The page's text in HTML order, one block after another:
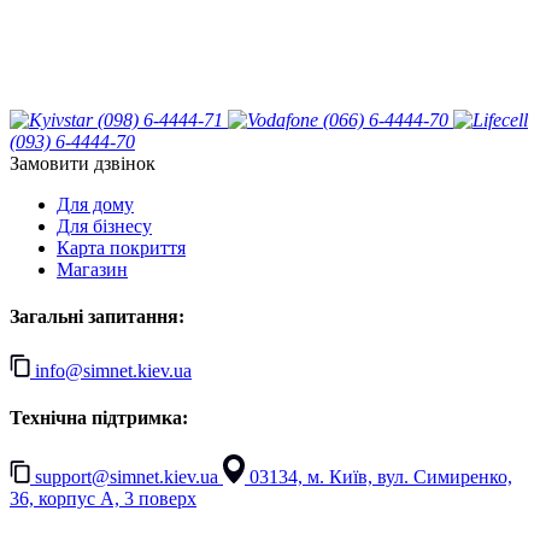
(098) 6-4444-71
(066) 6-4444-70
(093) 6-4444-70
Замовити дзвінок
Для дому
Для бізнесу
Карта покриття
Магазин
Загальні запитання:
info@simnet.kiev.ua
Технічна підтримка:
support@simnet.kiev.ua
03134, м. Київ, вул. Симиренко,
36, корпус А, 3 поверх